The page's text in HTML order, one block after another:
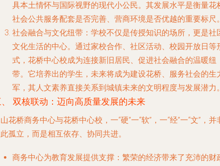
具本土情怀与国际视野的现代小公民。其发展水平是衡量花
社会公共服务配套是否完善、营商环境是否优越的重要标尺
社会融合与文化纽带 ：学校不仅是传授知识的场所，更是社
文化生活的中心。通过家校合作、社区活动、校园开放日等
式，花桥中心校成为连接新旧居民、促进社会融合的温暖纽
带。它培养出的学生，未来将成为建设花桥、服务社会的生
军，其人文素养直接关系到城镇未来的文明程度与发展潜力
双核联动：迈向高质量发展的未来
花桥商务中心与花桥中心校，一“硬”一“软”，一“经”一“文”，并
孤立，而是相互依存、协同共进。
商务中心为教育发展提供支撑 ：繁荣的经济带来了充沛的财